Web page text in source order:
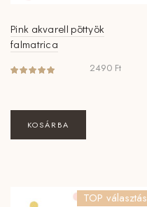
Pink akvarell pöttyök
falmatrica
2490 Ft
KOSÁRBA
TOP választás